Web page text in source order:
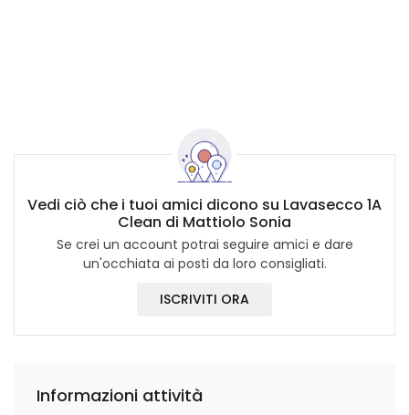
Vedi ciò che i tuoi amici dicono su Lavasecco 1A
Clean di Mattiolo Sonia
Se crei un account potrai seguire amici e dare
un'occhiata ai posti da loro consigliati.
ISCRIVITI ORA
Informazioni attività